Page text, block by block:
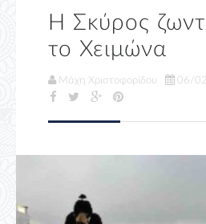
Η Σκύρος
το Χειμώνα
Μάχη Χριστοφορίδου 06/